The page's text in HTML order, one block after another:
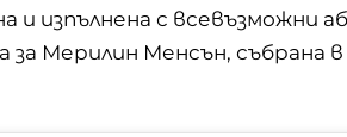
изпълнена с всевъзможни
Мерилин Менсън, събрана